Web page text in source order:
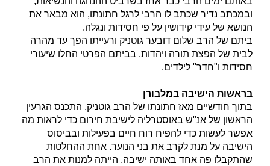
ובמכתב נדיר שכתב לו הרבי לרגל חתונתו, הוא מבאר את
הנושא של עידי קידושין על פי חסידות ונגלה.
ביתם של הרב שלום דובער גוטניק ורעייתו הפך עד מהרה
לבית של הפצת תורה ויהדות. בביתם הפרטי החלו שיעורי
חסידות ו"חדר" לילדים.
בראשות הישיבה במלבורן
בתוך חודשיים מאז חתונתו של הרב גוטניק, התכנס הגרעין
הראשון של אנ"ש באוסטרליה לישיבת חירום כדי לראות מה
אפשר לעשות כדי להפיח רוח חיים בפעילות ובביסוס
הישיבה על מנת לקרב את בני הנוער. אחת ההחלטות
שהתקבלו פה אחד באותה ישיבה, הייתה למנות את הרב